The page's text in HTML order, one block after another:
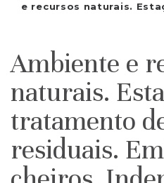
e recursos naturais.
Ambiente e
naturais.
tratamento
residuais.